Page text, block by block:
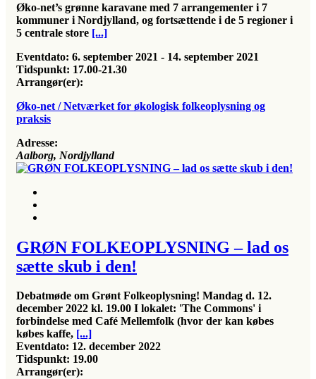
Øko-net’s grønne karavane med 7 arrangementer i 7
kommuner i Nordjylland, og fortsættende i de 5 regioner i
5 centrale store [...]
Eventdato: 6. september 2021 - 14. september 2021
Tidspunkt: 17.00-21.30
Arrangør(er):
Øko-net / Netværket for økologisk folkeoplysning og
praksis
Adresse:
Aalborg, Nordjylland
GRØN FOLKEOPLYSNING – lad os
sætte skub i den!
Debatmøde om Grønt Folkeoplysning! Mandag d. 12.
december 2022 kl. 19.00 I lokalet: 'The Commons' i
forbindelse med Café Mellemfolk (hvor der kan købes
købes kaffe, [...]
Eventdato: 12. december 2022
Tidspunkt: 19.00
Arrangør(er):